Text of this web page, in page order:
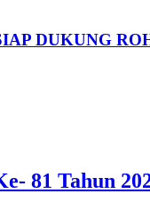
DUKUNG
81 Tahun